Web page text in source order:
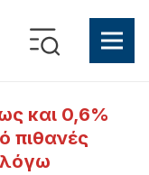
και 0,6%
πιθανές
λόγω